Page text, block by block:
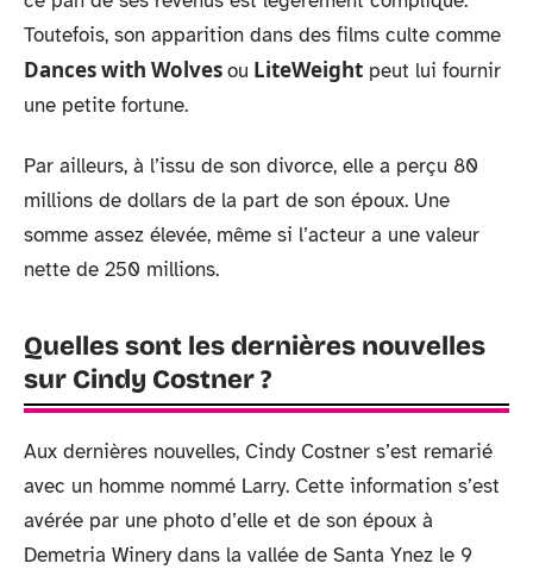
Toutefois, son apparition dans des films culte comme
Dances with Wolvesou LiteWeight peut lui fournir
une petite fortune.
Par ailleurs, à l’issu de son divorce, elle a perçu 80
millions de dollars de la part de son époux. Une
somme assez élevée, même si l’acteur a une valeur
nette de 250 millions.
Quelles sont les dernières nouvelles
sur Cindy Costner ?
Aux dernières nouvelles, Cindy Costner s’est remarié
avec un homme nommé Larry. Cette information s’est
avérée par une photo d’elle et de son époux à
Demetria Winery dans la vallée de Santa Ynez le 9